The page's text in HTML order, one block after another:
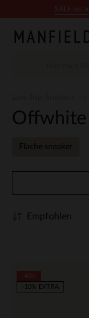
Offwhite
Flache sneaker
Empfohlen
-10% EXTRA